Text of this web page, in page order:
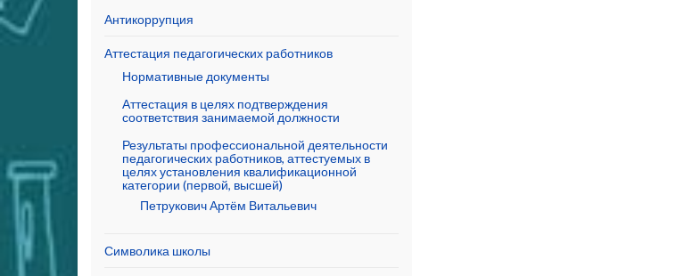
Антикоррупция
Аттестация педагогических работников
Нормативные документы
Аттестация в целях подтверждения
соответствия занимаемой должности
Результаты профессиональной деятельности
педагогических работников, аттестуемых в
целях установления квалификационной
категории (первой, высшей)
Петрукович Артём Витальевич
Символика школы